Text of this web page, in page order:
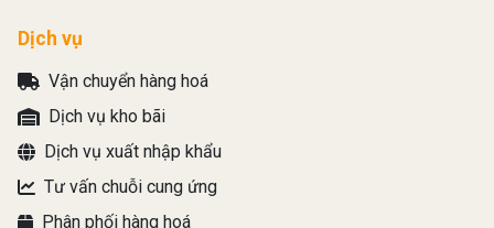
Dịch vụ
Vận chuyển hàng hoá
Dịch vụ kho bãi
Dịch vụ xuất nhập khẩu
Tư vấn chuỗi cung ứng
Phân phối hàng hoá